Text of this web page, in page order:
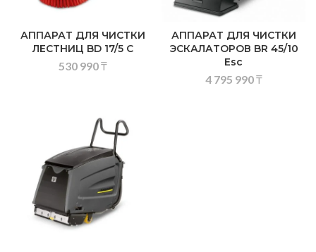
АППАРАТ ДЛЯ ЧИСТКИ
ЛЕСТНИЦ BD 17/5 C
530 990₸
АППАРАТ ДЛЯ ЧИСТКИ
ЭСКАЛАТОРОВ BR 45/10
Esc
4 795 990₸